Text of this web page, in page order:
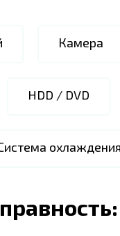
Камера
HDD / DVD
охлаждения